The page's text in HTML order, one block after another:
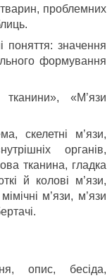
тварин, проблемних
поняття: значення
формування
«М’язи
скелетні м’язи,
органів,
тканина, гладка
й колові м’язи,
м’язи, м’язи
опис, бесіда,